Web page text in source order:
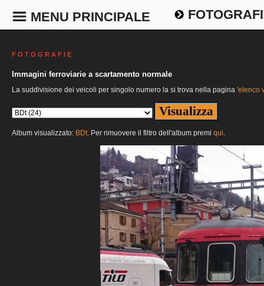
MENU PRINCIPALE
F O T O G R A F I E
Immagini ferroviarie a scartamento normale
La suddivisione dei veicoli per singolo numero la si trova nella pagina 'elenco
Album visualizzato: BDt. Per rimuovere il filtro dell'album premi qui.